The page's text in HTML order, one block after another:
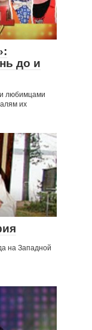
до и
любимцами
их
на Западной